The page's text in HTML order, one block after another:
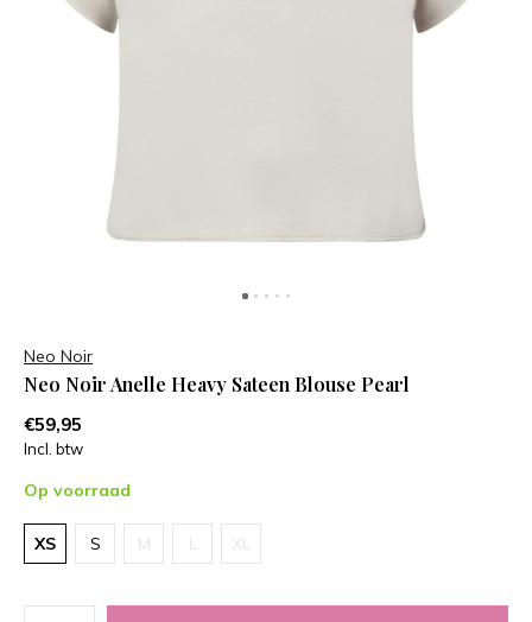
Neo Noir
Neo Noir Anelle Heavy Sateen Blouse Pearl
€59,95
Incl. btw
Op voorraad
XS S M L XL